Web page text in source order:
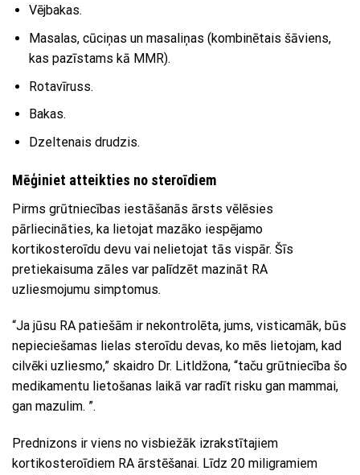
Vējbakas.
Masalas, cūciņas un masaliņas (kombinētais šāviens,
kas pazīstams kā MMR).
Rotavīruss.
Bakas.
Dzeltenais drudzis.
Mēģiniet atteikties no steroīdiem
Pirms grūtniecības iestāšanās ārsts vēlēsies
pārliecināties, ka lietojat mazāko iespējamo
kortikosteroīdu devu vai nelietojat tās vispār. Šīs
pretiekaisuma zāles var palīdzēt mazināt RA
uzliesmojumu simptomus.
“Ja jūsu RA patiešām ir nekontrolēta, jums, visticamāk, būs
nepieciešamas lielas steroīdu devas, ko mēs lietojam, kad
cilvēki uzliesmo,” skaidro Dr. Litldžona, “taču grūtniecība šo
medikamentu lietošanas laikā var radīt risku gan mammai,
gan mazulim. ”.
Prednizons ir viens no visbiežāk izrakstītajiem
kortikosteroīdiem RA ārstēšanai. Līdz 20 miligramiem